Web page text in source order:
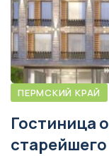
ПЕРМСКИЙ КРАЙ
Гостиница